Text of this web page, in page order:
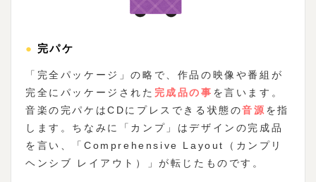
●完パケ
「完全パッケージ」の略で、作品の映像や番組が
完全にパッケージされた 完成品の事 を言います。
音楽の完パケはCDにプレスできる状態の音源 を指
します。ちなみに「カンプ」はデザインの完成品
を言い、「Comprehensive Layout（カンプリ
ヘンシブ レイアウト）」が転じたものです。